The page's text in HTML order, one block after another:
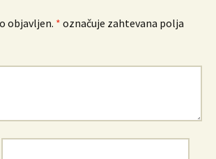
objavljen. * označuje zahtevana polja